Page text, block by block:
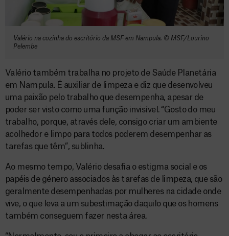
Valério na cozinha do escritório da MSF em Nampula. © MSF/Lourino
Pelembe
Valério também trabalha no projeto de Saúde Planetária
em Nampula. É auxiliar de limpeza e diz que desenvolveu
uma paixão pelo trabalho que desempenha, apesar de
poder ser visto como uma função invisível. “Gosto do meu
trabalho, porque, através dele, consigo criar um ambiente
acolhedor e limpo para todos poderem desempenhar as
tarefas que têm”, sublinha.
Ao mesmo tempo, Valério desafia o estigma social e os
papéis de género associados às tarefas de limpeza, que são
geralmente desempenhadas por mulheres na cidade onde
vive, o que leva a um subestimação daquilo que os homens
também conseguem fazer nesta área.